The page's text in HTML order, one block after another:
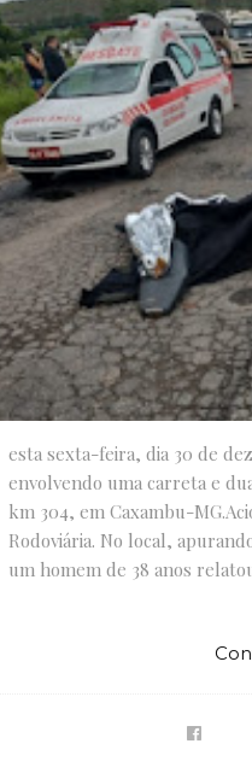
esta sexta-feira, dia 30 de
envolvendo uma carreta e
km 304, em Caxambu-
Rodoviária. No local,
um homem de 38 anos